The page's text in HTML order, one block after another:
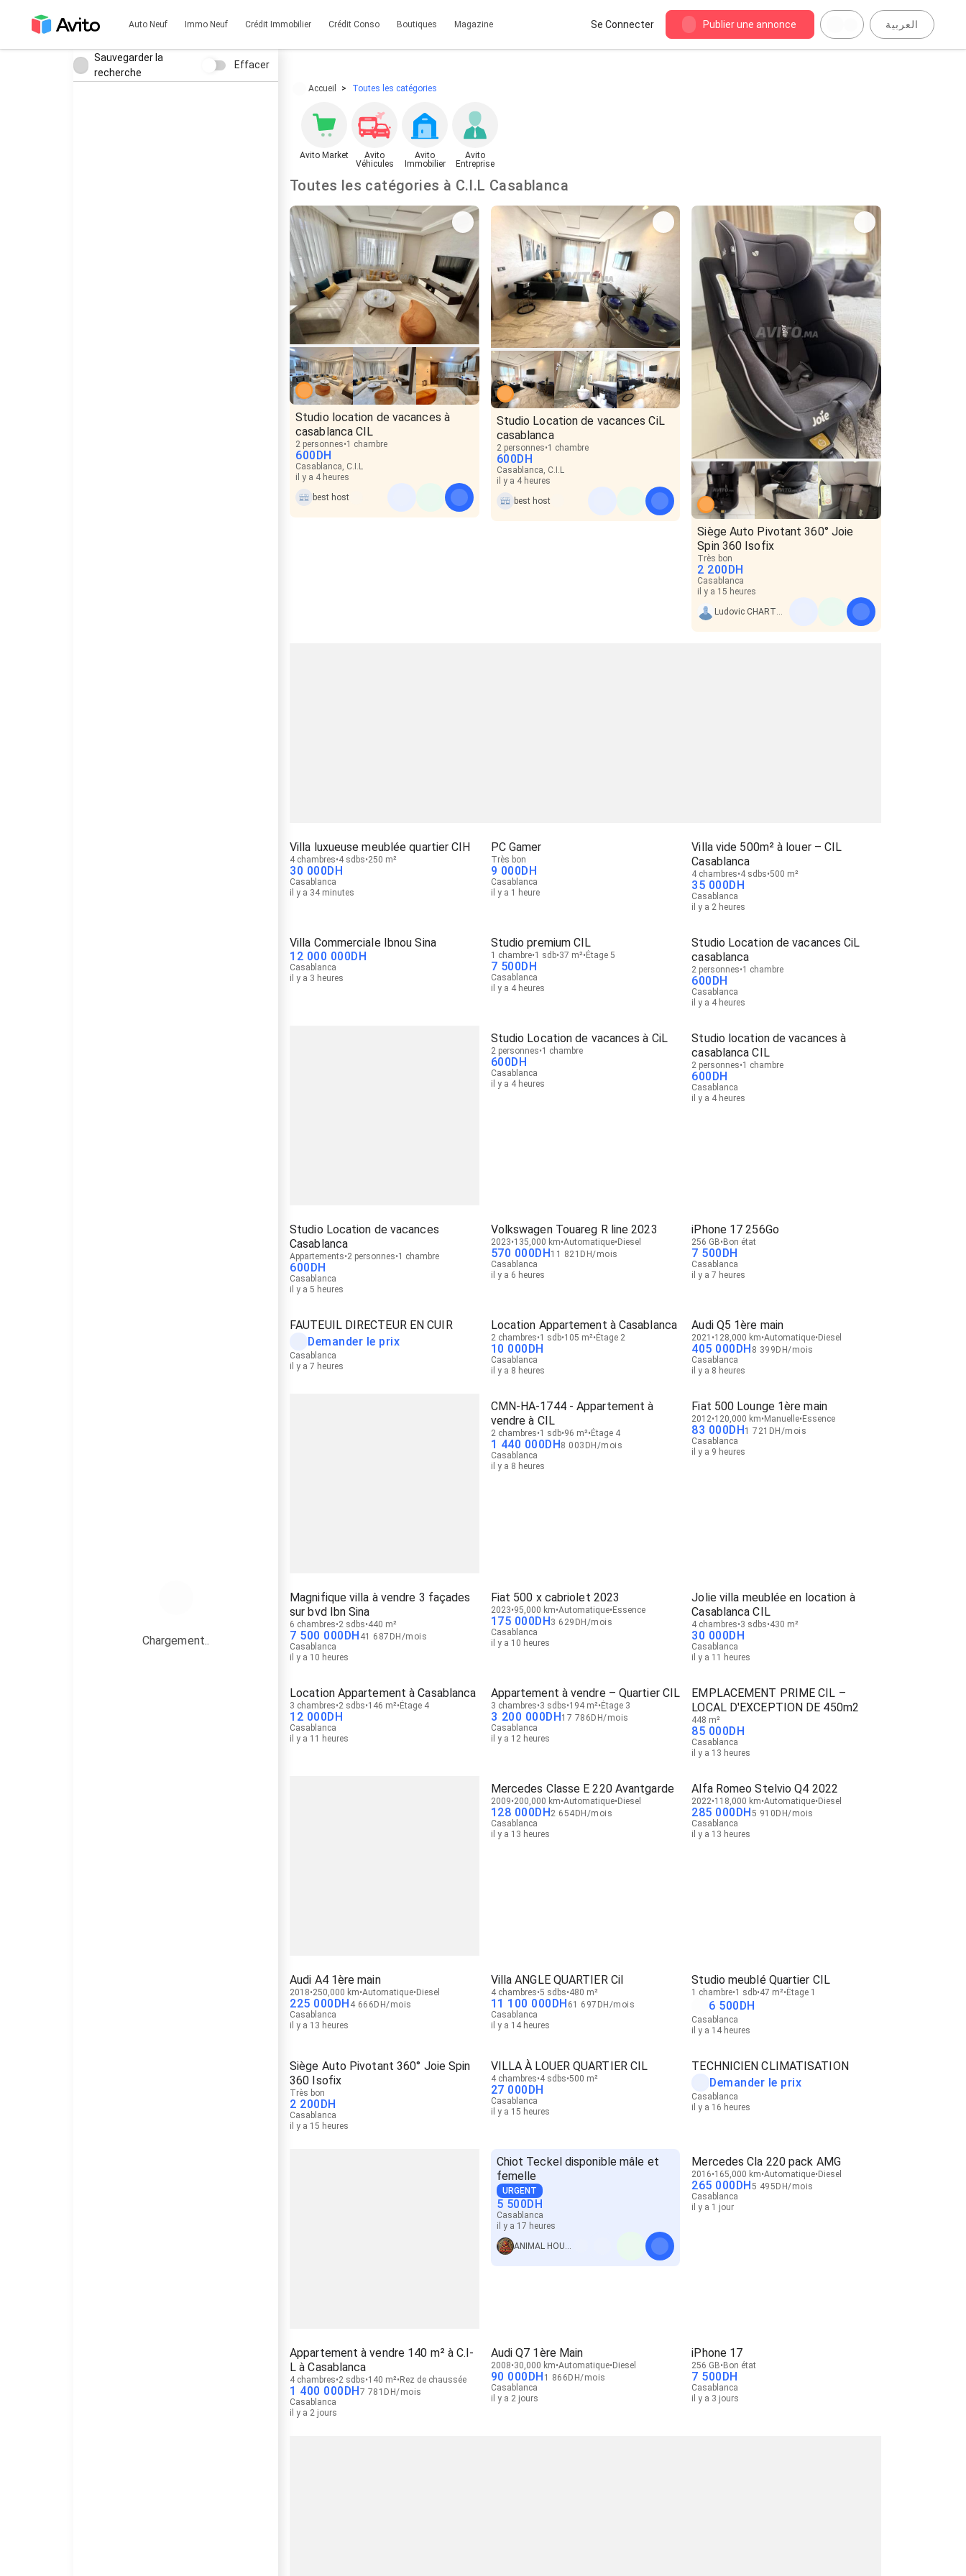
Auto Neuf Immo Neuf Crédit Immobilier Crédit Conso Boutiques Magazine Se Connecter Publier une annonce العربية
Sauvegarder la
recherche
Effacer
Chargement..
Accueil Toutes les catégories
Avito Market
Avito
Véhicules
Avito
Immobilier
Avito
Entreprise
Toutes les catégories à C.I.L Casablanca
Studio location de vacances à
casablanca CIL
2 personnes 1 chambre
600 DH
Casablanca, C.I.L
il y a 4 heures
best host
Studio Location de vacances CiL
casablanca
2 personnes 1 chambre
600DH
Casablanca, C.I.L
il y a 4 heures
best host
Siège Auto Pivotant 360° Joie
Spin 360 Isofix
Très bon
2 200DH
Casablanca
il y a 15 heures
Villa luxueuse meublée quartier CIH
4 chambres 4 sdbs 250 m²
30 000DH
Casablanca
il y a 34 minutes
PC Gamer
Très bon
9 000DH
Casablanca
il y a 1 heure
Villa vide 500m² à louer – CIL
Casablanca
4 chambres 4 sdbs 500 m²
35 000DH
Casablanca
il y a 2 heures
Villa Commerciale Ibnou Sina
12 000 000DH
Casablanca
il y a 3 heures
Studio premium CIL
1 chambre 1 sdb 37 m² Étage 5
7 500DH
Casablanca
il y a 4 heures
Studio Location de vacances CiL
casablanca
2 personnes 1 chambre
600DH
Casablanca
il y a 4 heures
Studio Location de vacances à CiL
2 personnes 1 chambre
600DH
Casablanca
il y a 4 heures
Studio location de vacances à
casablanca CIL
2 personnes 1 chambre
600DH
Casablanca
il y a 4 heures
Studio Location de vacances
Casablanca
Appartements 2 personnes 1 chambre
600DH
Casablanca
il y a 5 heures
Volkswagen Touareg R line 2023
2023 135,000 km Automatique Diesel
570 000DH11 821 DH/mois
Casablanca
il y a 6 heures
iPhone 17 256Go
256 GB Bon état
7 500DH
Casablanca
il y a 7 heures
FAUTEUIL DIRECTEUR EN CUIR
Demander le prix
Casablanca
il y a 7 heures
Location Appartement à Casablanca
2 chambres 1 sdb 105 m² Étage 2
10 000DH
Casablanca
il y a 8 heures
Audi Q5 1ère main
2021 128,000 km Automatique Diesel
405 000DH 8 399DH/mois
Casablanca
il y a 8 heures
CMN-HA-1744 - Appartement à
vendre à CIL
2 chambres 1 sdb 96 m² Étage 4
1 440 000DH8 003 DH /mois
Casablanca
il y a 8 heures
Fiat 500 Lounge 1ère main
2012 120,000 km Manuelle Essence
83 000DH1 721 DH /mois
Casablanca
il y a 9 heures
Magnifique villa à vendre 3 façades
sur bvd Ibn Sina
6 chambres 2 sdbs 440 m²
7 500 000DH 41 687 DH /mois
Casablanca
il y a 10 heures
Fiat 500 x cabriolet 2023
2023 95,000 km Automatique Essence
175 000DH3 629 DH /mois
Casablanca
il y a 10 heures
Jolie villa meublée en location à
Casablanca CIL
4 chambres 3 sdbs 430 m²
30 000DH
Casablanca
il y a 11 heures
Location Appartement à Casablanca
3 chambres 2 sdbs 146 m² Étage 4
12 000DH
Casablanca
il y a 11 heures
Appartement à vendre – Quartier CIL
3 chambres 3 sdbs 194 m² Étage 3
3 200 000DH17 786DH/mois
Casablanca
il y a 12 heures
EMPLACEMENT PRIME CIL –
LOCAL D'EXCEPTION DE 450m2
448 m²
85 000DH
Casablanca
il y a 13 heures
Mercedes Classe E 220 Avantgarde
2009 200,000 km Automatique Diesel
128 000DH2 654DH /mois
Casablanca
il y a 13 heures
Alfa Romeo Stelvio Q4 2022
2022 118,000 km Automatique Diesel
285 000DH5 910DH/mois
Casablanca
il y a 13 heures
Audi A4 1ère main
2018 250,000 km Automatique Diesel
225 000DH 4 666DH/mois
Casablanca
il y a 13 heures
Villa ANGLE QUARTIER Cil
4 chambres 5 sdbs 480 m²
11 100 000DH 61 697 DH /mois
Casablanca
il y a 14 heures
Studio meublé Quartier CIL
1 chambre 1 sdb 47 m² Étage 1
6 500DH
Casablanca
il y a 14 heures
Siège Auto Pivotant 360° Joie Spin
360 Isofix
Très bon
2 200DH
Casablanca
il y a 15 heures
VILLA À LOUER QUARTIER CIL
4 chambres 4 sdbs 500 m²
27 000DH
Casablanca
il y a 15 heures
TECHNICIEN CLIMATISATION
Demander le prix
Casablanca
il y a 16 heures
Chiot Teckel disponible mâle et
femelle
URGENT
5 500DH
Casablanca
il y a 17 heures
Mercedes Cla 220 pack AMG
2016 165,000 km Automatique Diesel
265 000DH5 495DH/mois
Casablanca
il y a 1 jour
Appartement à vendre 140 m² à C.I-
L à Casablanca
4 chambres 2 sdbs 140 m² Rez de chaussée
1 400 000DH7 781 DH/mois
Casablanca
il y a 2 jours
Audi Q7 1ère Main
2008 30,000 km Automatique Diesel
90 000DH 1 866DH/mois
Casablanca
il y a 2 jours
iPhone 17
256 GB Bon état
7 500DH
Casablanca
il y a 3 jours